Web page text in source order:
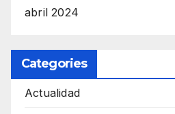
abril 2024
Categories
Actualidad